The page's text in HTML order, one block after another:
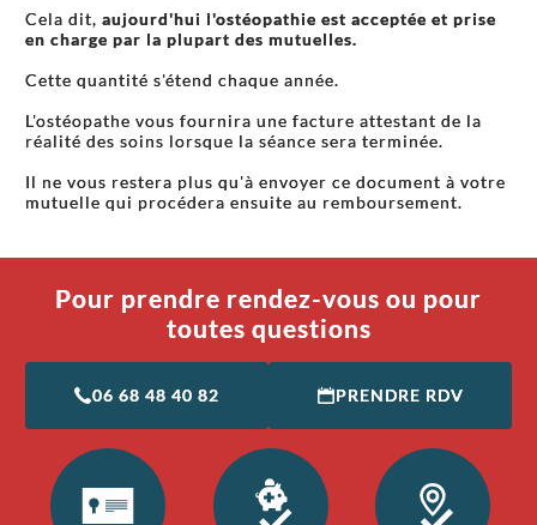
Cela dit, aujourd'hui l'ostéopathie est acceptée et prise
en charge par la plupart des mutuelles.
Cette quantité s'étend chaque année.
L'ostéopathe vous fournira une facture attestant de la
réalité des soins lorsque la séance sera terminée.
Il ne vous restera plus qu'à envoyer ce document à votre
mutuelle qui procédera ensuite au remboursement.
Pour prendre rendez-vous ou pour
toutes questions
06 68 48 40 82 PRENDRE RDV